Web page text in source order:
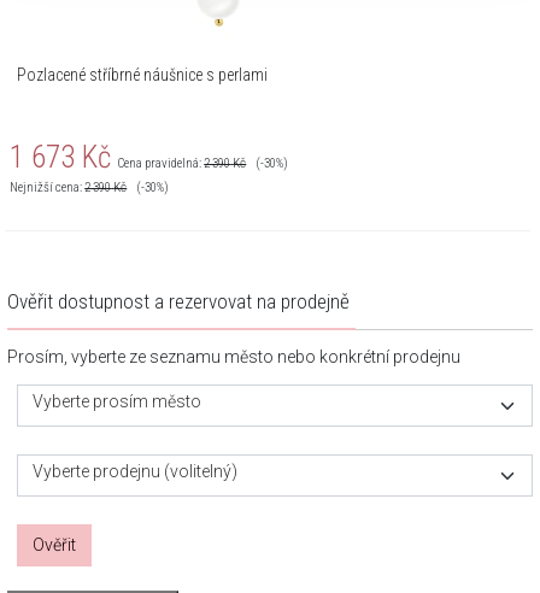
Pozlacené stříbrné náušnice s perlami
1 673 Kč Cena pravidelná:2 390Kč
(-30%)
Nejnižší cena:2 390Kč (-30%)
Ověřit dostupnost a rezervovat na prodejně
Prosím, vyberte ze seznamu město nebo konkrétní prodejnu
Vyberte prosím město
Vyberte prodejnu (volitelný)
Ověřit